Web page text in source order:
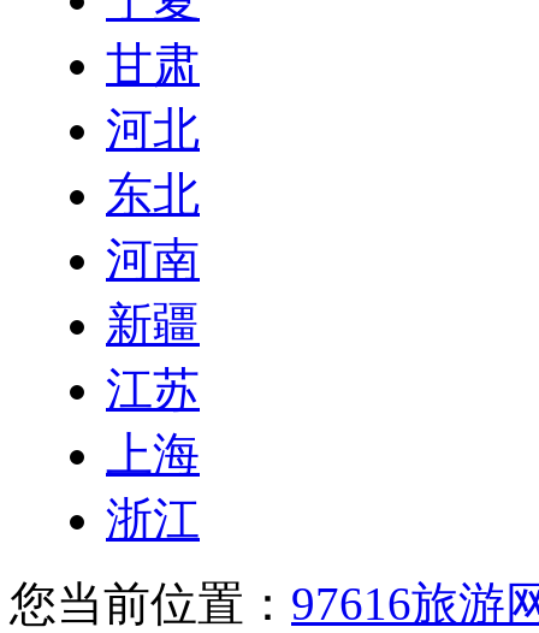
甘肃
河北
东北
河南
新疆
江苏
上海
浙江
您当前位置： 97616旅游